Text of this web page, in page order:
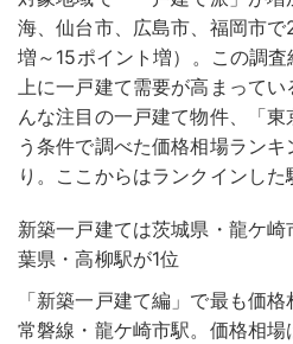
海、仙台市、広島市、福岡市
増～15ポイント増）。この調
上に一戸建て需要が高まって
んな注目の一戸建て物件、「
う条件で調べた価格相場ラン
り。ここからはランクインした
新築一戸建ては茨城県・龍ケ
葉県・高柳駅が1位
「新築一戸建て編」で最も価
常磐線・龍ケ崎市駅。価格相